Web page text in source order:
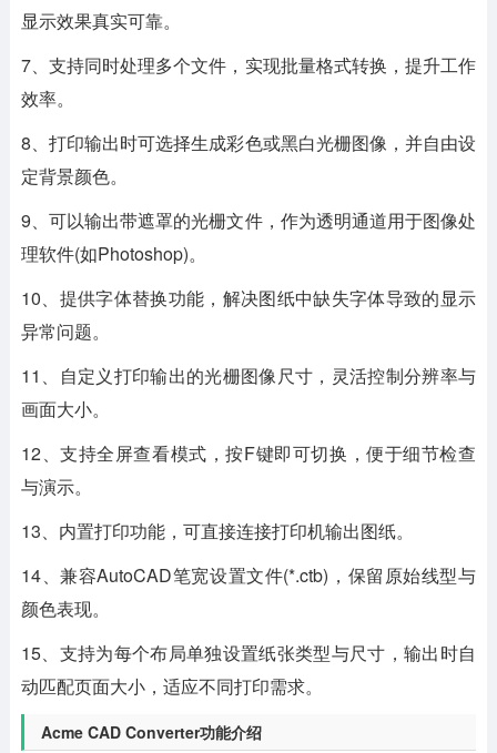
显示效果真实可靠。
7、支持同时处理多个文件，实现批量格式转换，提升工作
效率。
8、打印输出时可选择生成彩色或黑白光栅图像，并自由设
定背景颜色。
9、可以输出带遮罩的光栅文件，作为透明通道用于图像处
理软件(如Photoshop)。
10、提供字体替换功能，解决图纸中缺失字体导致的显示
异常问题。
11、自定义打印输出的光栅图像尺寸，灵活控制分辨率与
画面大小。
12、支持全屏查看模式，按F键即可切换，便于细节检查
与演示。
13、内置打印功能，可直接连接打印机输出图纸。
14、兼容AutoCAD笔宽设置文件(*.ctb)，保留原始线型与
颜色表现。
15、支持为每个布局单独设置纸张类型与尺寸，输出时自
动匹配页面大小，适应不同打印需求。
Acme CAD Converter功能介绍